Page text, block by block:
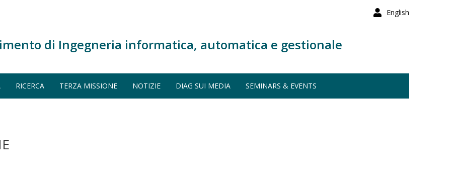
English
di Ingegneria informatica, automatica e gestionale
RICERCA TERZA MISSIONE NOTIZIE DIAG SUI MEDIA SEMINARS & EVENTS